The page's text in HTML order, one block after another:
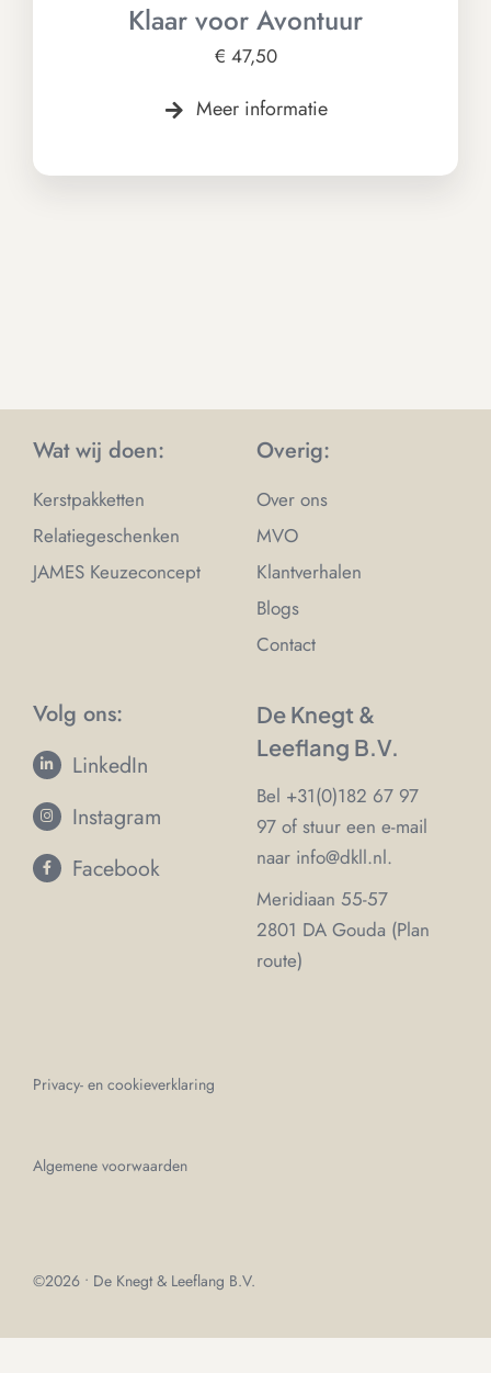
Klaar voor Avontuur
€ 47,50
Meer informatie
Wat wij doen:
Kerstpakketten
Relatiegeschenken
JAMES Keuzeconcept
Overig:
Over ons
MVO
Klantverhalen
Blogs
Contact
Volg ons:
LinkedIn
Instagram
Facebook
De Knegt &
Leeflang B.V.
Bel +31(0)182 67 97
97of stuur een e-mail
naar info@dkll.nl.
Meridiaan 55-57
2801 DA Gouda (Plan
route)
Privacy- en cookieverklaring
Algemene voorwaarden
©2026 • De Knegt & Leeflang B.V.